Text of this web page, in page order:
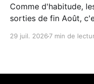
Comme d'habitude,
sorties de fin Août,
29 juil. 2026 7 min de